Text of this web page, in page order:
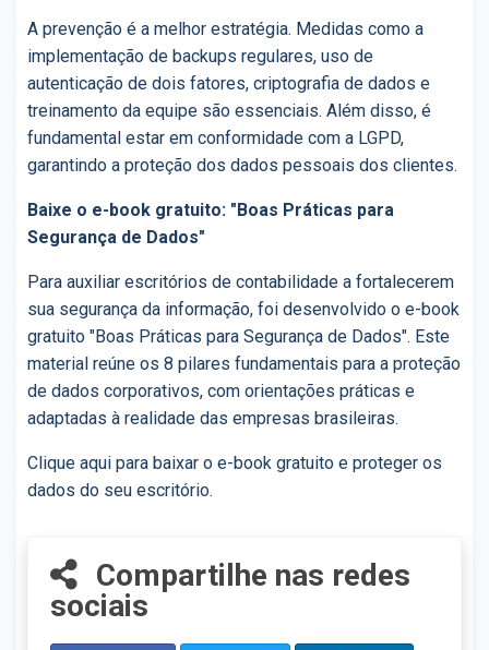
A prevenção é a melhor estratégia. Medidas como a
implementação de backups regulares, uso de
autenticação de dois fatores, criptografia de dados e
treinamento da equipe são essenciais. Além disso, é
fundamental estar em conformidade com a LGPD,
garantindo a proteção dos dados pessoais dos clientes.
Baixe o e-book gratuito: "Boas Práticas para
Segurança de Dados"
Para auxiliar escritórios de contabilidade a fortalecerem
sua segurança da informação, foi desenvolvido o e-book
gratuito "Boas Práticas para Segurança de Dados". Este
material reúne os 8 pilares fundamentais para a proteção
de dados corporativos, com orientações práticas e
adaptadas à realidade das empresas brasileiras.
Clique aqui para baixar o e-book gratuito e proteger os
dados do seu escritório.
Compartilhe nas redes
sociais